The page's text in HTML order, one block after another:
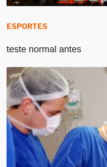
ESPORTES
teste normal antes